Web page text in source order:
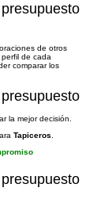
de otros
de cada
comparar los
la mejor decisión.
Tapiceros